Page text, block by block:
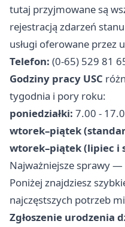
tutaj przyjmowane są
rejestracją zdarzeń
usługi oferowane przez
Telefon: (0-65) 529 81
Godziny pracy USC
tygodnia i pory roku:
poniedziałki: 7.00 -
wtorek–piątek
wtorek–piątek (lipiec i
Najważniejsze sprawy —
Poniżej znajdziesz
najczęstszych potrzeb
Zgłoszenie urodzenia